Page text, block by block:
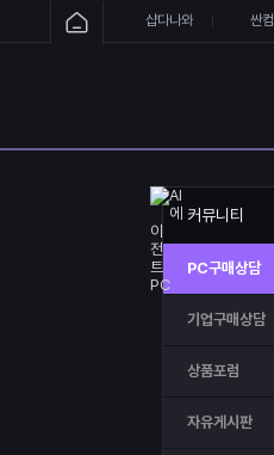
샵다나와 싼컴
커뮤니티
PC구매상담
기업구매상담
상품포럼
자유게시판